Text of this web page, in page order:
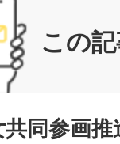
この
共同参画